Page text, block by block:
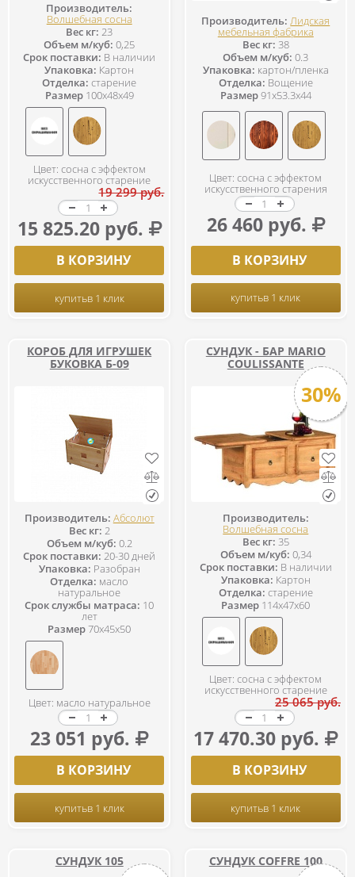
Производитель:
Волшебная сосна
Вес кг: 23
Объем м/куб: 0,25
Срок поставки: В наличии
Упаковка: Картон
Отделка: старение
Размер100x48x49
Цвет: сосна с эффектом
искусственного старение
19 299 руб.
15 825.20 руб.
В КОРЗИНУ
купитьв 1 клик
Производитель: Лидская
мебельная фабрика
Вес кг: 38
Объем м/куб: 0.3
Упаковка: картон/пленка
Отделка: Вощение
Размер91x53.3x44
Цвет: сосна с эффектом
искусственного старения
26 460 руб.
В КОРЗИНУ
купитьв 1 клик
КОРОБ ДЛЯ ИГРУШЕК
БУКОВКА Б-09
Производитель: Абсолют
Вес кг: 2
Объем м/куб: 0.2
Срок поставки: 20-30 дней
Упаковка: Разобран
Отделка: масло
натуральное
Срок службы матраса: 10
лет
Размер70x45x50
Цвет: масло натуральное
23 051 руб.
В КОРЗИНУ
купитьв 1 клик
СУНДУК - БАР MARIO
COULISSANTE
30%
Производитель:
Волшебная сосна
Вес кг: 35
Объем м/куб: 0,34
Срок поставки: В наличии
Упаковка: Картон
Отделка: старение
Размер 114x47x60
Цвет: сосна с эффектом
искусственного старение
25 065 руб.
17 470.30 руб.
В КОРЗИНУ
купитьв 1 клик
СУНДУК 105 СУНДУК COFFRE 100